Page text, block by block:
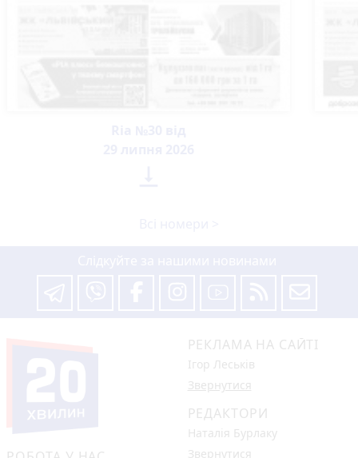
РЕКЛАМА НА САЙТІ
Ігор Леськів
Звернутися
РЕДАКТОРИ
Наталія Бурлаку
Звернутися